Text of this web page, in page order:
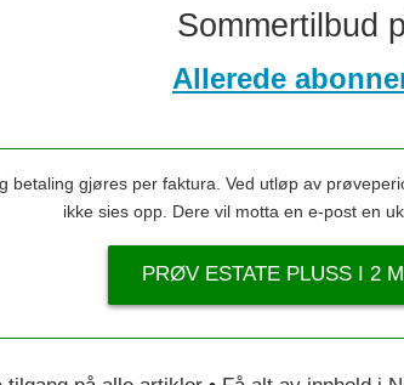
Sommertilbud
Allerede
betaling gjøres per faktura. Ved utløp av
ikke sies opp. Dere vil motta en e-post en
PRØV ESTATE PLUSS I 2